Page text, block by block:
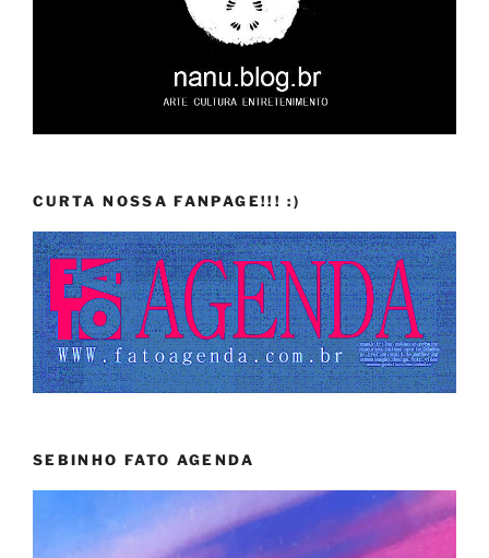
CURTA NOSSA FANPAGE!!! :)
SEBINHO FATO AGENDA